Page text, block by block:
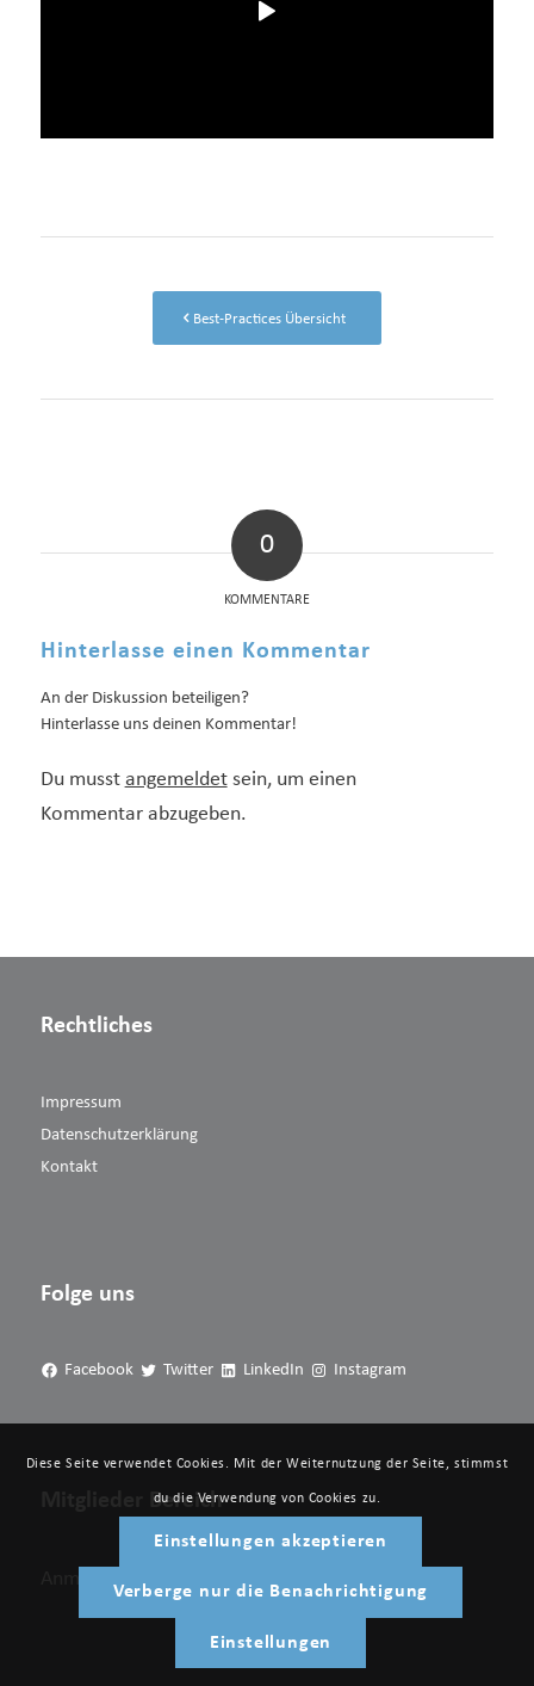
Best-Practices Übersicht
0
KOMMENTARE
Hinterlasse einen Kommentar
An der Diskussion beteiligen?
Hinterlasse uns deinen Kommentar!
Du musst angemeldetsein, um einen
Kommentar abzugeben.
Rechtliches
Impressum
Datenschutzerklärung
Kontakt
Folge uns
Facebook Twitter LinkedIn Instagram
Mitglieder Bereich
Anmelden
Diese Seite verwendet Cookies. Mit der Weiternutzung der Seite, stimmst
du die Verwendung von Cookies zu.
Einstellungen akzeptieren
Verberge nur die Benachrichtigung
Einstellungen